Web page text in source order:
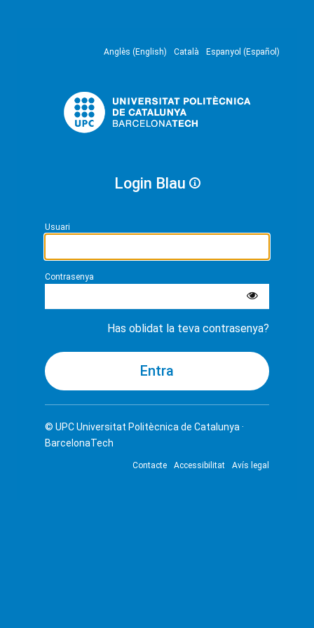
Anglès (English) Català Espanyol (Español)
Login Blau
Usuari
Contrasenya
Has oblidat la teva contrasenya?
© UPCUniversitat Politècnica de Catalunya ·
BarcelonaTech
Contacte Accessibilitat Avís legal